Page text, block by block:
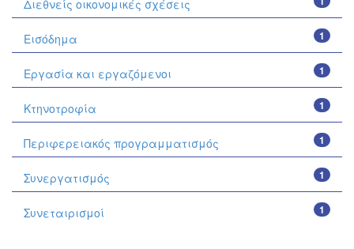
Διεθνείς οικονομικές σχέσεις
1
Εισόδημα
1
Εργασία και εργαζόμενοι
1
Κτηνοτροφία
1
Περιφερειακός προγραμματισμός
1
Συνεργατισμός
1
Συνεταιρισμοί